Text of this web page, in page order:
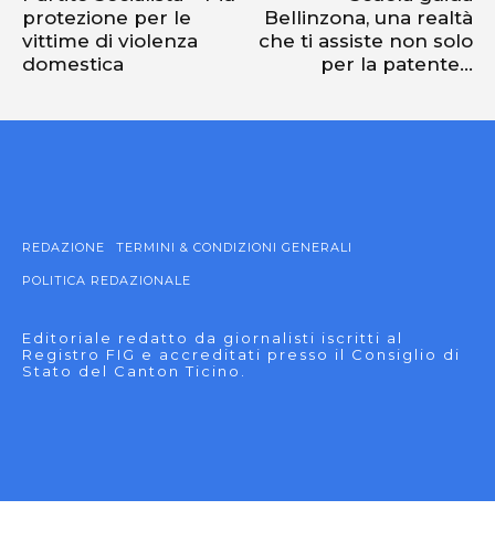
protezione per le
vittime di violenza
domestica
Bellinzona, una realtà
che ti assiste non solo
per la patente…
REDAZIONE TERMINI & CONDIZIONI GENERALI
POLITICA REDAZIONALE
Editoriale redatto da giornalisti iscritti al
Registro FIG e accreditati presso il Consiglio di
Stato del Canton Ticino.